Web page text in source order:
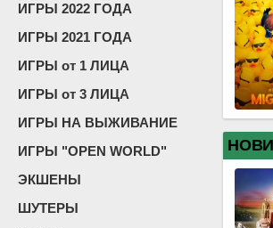
ИГРЫ 2022 ГОДА
ИГРЫ 2021 ГОДА
ИГРЫ от 1 ЛИЦА
ИГРЫ от 3 ЛИЦА
ИГРЫ НА ВЫЖИВАНИЕ
ИГРЫ "OPEN WORLD"
ЭКШЕНЫ
ШУТЕРЫ